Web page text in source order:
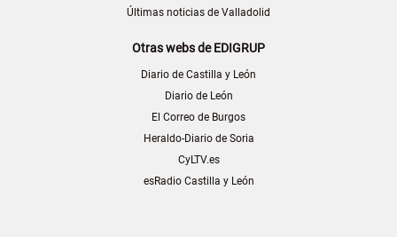
Últimas noticias de Valladolid
Otras webs de EDIGRUP
Diario de Castilla y León
Diario de León
El Correo de Burgos
Heraldo-Diario de Soria
CyLTV.es
esRadio Castilla y León